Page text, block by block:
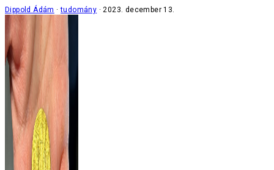
Dippold Ádám tudomány 2023. december 13.